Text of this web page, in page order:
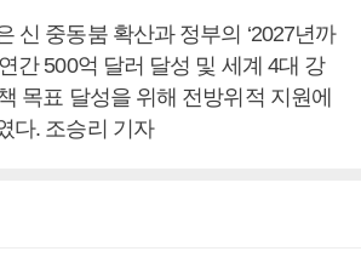
신 중동붐 확산과 정부의 ‘2027년까
간 500억 달러 달성 및 세계 4대 강
목표 달성을 위해 전방위적 지원에
다. 조승리 기자